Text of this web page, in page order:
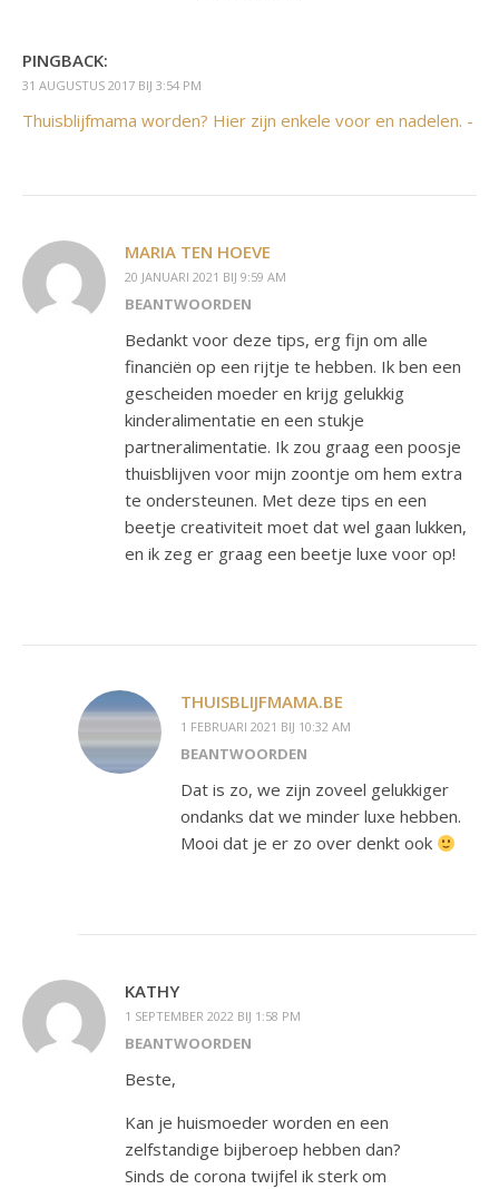
PINGBACK:
31 AUGUSTUS 2017 BIJ 3:54 PM
Thuisblijfmama worden? Hier zijn enkele voor en nadelen. -
MARIA TEN HOEVE
20 JANUARI 2021 BIJ 9:59 AM
BEANTWOORDEN
Bedankt voor deze tips, erg fijn om alle
financiën op een rijtje te hebben. Ik ben een
gescheiden moeder en krijg gelukkig
kinderalimentatie en een stukje
partneralimentatie. Ik zou graag een poosje
thuisblijven voor mijn zoontje om hem extra
te ondersteunen. Met deze tips en een
beetje creativiteit moet dat wel gaan lukken,
en ik zeg er graag een beetje luxe voor op!
THUISBLIJFMAMA.BE
1 FEBRUARI 2021 BIJ 10:32 AM
BEANTWOORDEN
Dat is zo, we zijn zoveel gelukkiger
ondanks dat we minder luxe hebben.
Mooi dat je er zo over denkt ook
KATHY
1 SEPTEMBER 2022 BIJ 1:58 PM
BEANTWOORDEN
Beste,
Kan je huismoeder worden en een
zelfstandige bijberoep hebben dan?
Sinds de corona twijfel ik sterk om